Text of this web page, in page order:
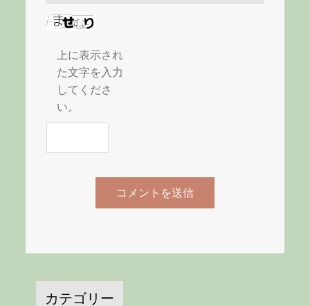
上に表示され
た文字を入力
してくださ
い。
カテゴリー